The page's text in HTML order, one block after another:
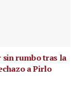
sin rumbo tras la
a Pirlo